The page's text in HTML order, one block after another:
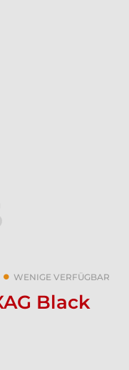
WENIGE VERFÜGBAR
Black